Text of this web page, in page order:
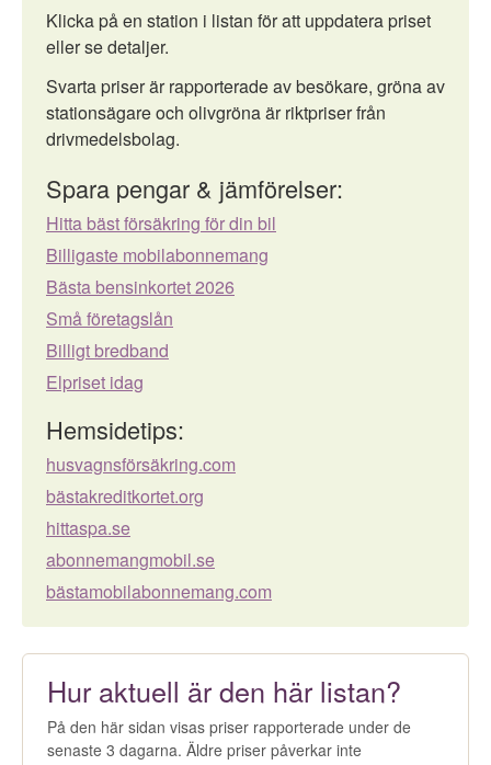
Klicka på en station i listan för att uppdatera priset
eller se detaljer.
Svarta priser är rapporterade av besökare, gröna av
stationsägare och olivgröna är riktpriser från
drivmedelsbolag.
Spara pengar & jämförelser:
Hitta bäst försäkring för din bil
Billigaste mobilabonnemang
Bästa bensinkortet 2026
Små företagslån
Billigt bredband
Elpriset idag
Hemsidetips:
husvagnsförsäkring.com
bästakreditkortet.org
hittaspa.se
abonnemangmobil.se
bästamobilabonnemang.com
Hur aktuell är den här listan?
På den här sidan visas priser rapporterade under de
senaste 3 dagarna. Äldre priser påverkar inte